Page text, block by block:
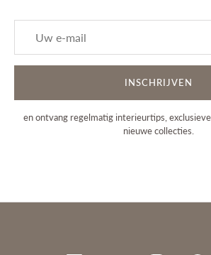
INSCHRIJVEN
en ontvang regelmatig interieurtips,
nieuwe collecties.